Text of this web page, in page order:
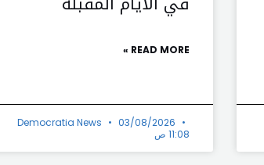
READ MORE »
Democratia News
03/08/2026
11:08 ص